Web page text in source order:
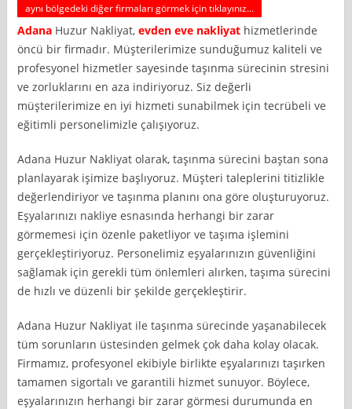
aynı bölgedeki diğer firmaları görmek için tıklayınız...
Adana Huzur Nakliyat,evden eve nakliyat hizmetlerinde
öncü bir firmadır. Müşterilerimize sunduğumuz kaliteli ve
profesyonel hizmetler sayesinde taşınma sürecinin stresini
ve zorluklarını en aza indiriyoruz. Siz değerli
müşterilerimize en iyi hizmeti sunabilmek için tecrübeli ve
eğitimli personelimizle çalışıyoruz.
Adana Huzur Nakliyat olarak, taşınma sürecini baştan sona
planlayarak işimize başlıyoruz. Müşteri taleplerini titizlikle
değerlendiriyor ve taşınma planını ona göre oluşturuyoruz.
Eşyalarınızı nakliye esnasında herhangi bir zarar
görmemesi için özenle paketliyor ve taşıma işlemini
gerçekleştiriyoruz. Personelimiz eşyalarınızın güvenliğini
sağlamak için gerekli tüm önlemleri alırken, taşıma sürecini
de hızlı ve düzenli bir şekilde gerçekleştirir.
Adana Huzur Nakliyat ile taşınma sürecinde yaşanabilecek
tüm sorunların üstesinden gelmek çok daha kolay olacak.
Firmamız, profesyonel ekibiyle birlikte eşyalarınızı taşırken
tamamen sigortalı ve garantili hizmet sunuyor. Böylece,
eşyalarınızın herhangi bir zarar görmesi durumunda en